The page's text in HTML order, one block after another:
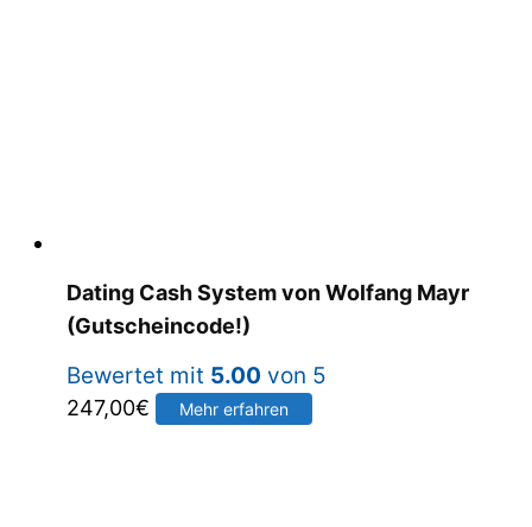
Dating Cash System von Wolfang Mayr
(Gutscheincode!)
Bewertet mit 5.00 von 5
247,00€ Mehr erfahren